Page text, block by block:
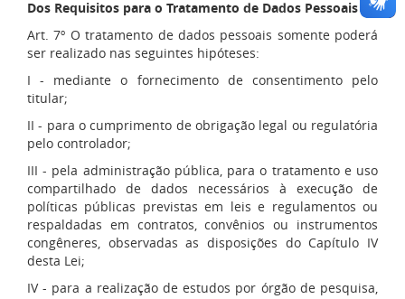
Dos Requisitos para o Tratamento de Dados Pessoais
Art. 7º O tratamento de dados pessoais somente poderá
ser realizado nas seguintes hipóteses:
I - mediante o fornecimento de consentimento pelo
titular;
II - para o cumprimento de obrigação legal ou regulatória
pelo controlador;
III - pela administração pública, para o tratamento e uso
compartilhado de dados necessários à execução de
políticas públicas previstas em leis e regulamentos ou
respaldadas em contratos, convênios ou instrumentos
congêneres, observadas as disposições do Capítulo IV
desta Lei;
IV - para a realização de estudos por órgão de pesquisa,